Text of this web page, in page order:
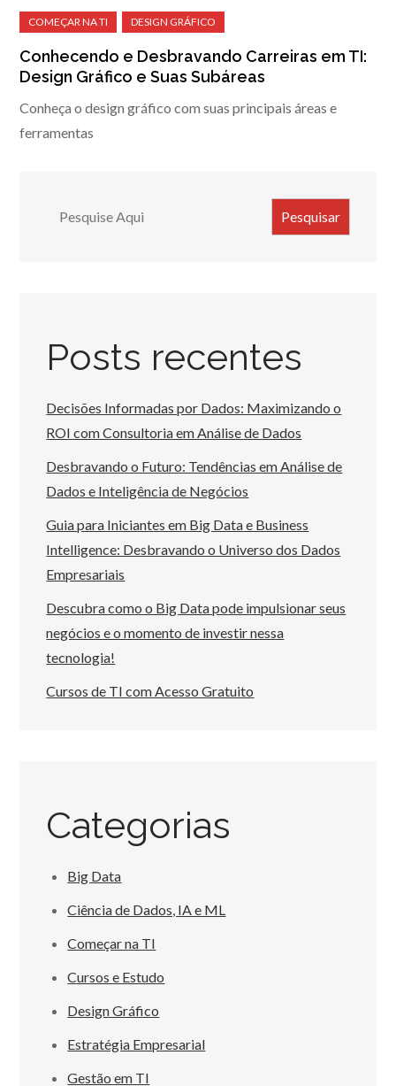
Conhecendo e Desbravando Carreiras em TI:
Design Gráfico e Suas Subáreas
Conheça o design gráfico com suas principais áreas e
ferramentas
Search Pesquisar
Posts recentes
Decisões Informadas por Dados: Maximizando o
ROI com Consultoria em Análise de Dados
Desbravando o Futuro: Tendências em Análise de
Dados e Inteligência de Negócios
Guia para Iniciantes em Big Data e Business
Intelligence: Desbravando o Universo dos Dados
Empresariais
Descubra como o Big Data pode impulsionar seus
negócios e o momento de investir nessa
tecnologia!
Cursos de TI com Acesso Gratuito
Categorias
Big Data
Ciência de Dados, IA e ML
Começar na TI
Cursos e Estudo
Design Gráfico
Estratégia Empresarial
Gestão em TI